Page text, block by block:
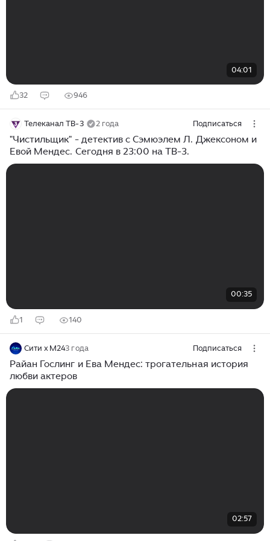
04:01
32 946
Телеканал ТВ-3 2 года Подписаться
"Чистильщик" - детектив с Сэмюэлем Л. Джексоном и
Евой Мендес. Сегодня в 23:00 на ТВ-3.
00:35
1 140
Сити x M243 года Подписаться
Райан Гослинг и Ева Мендес: трогательная история
любви актеров
02:57